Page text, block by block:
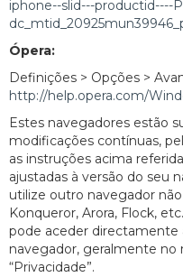
iphone--slid---productid----
Ópera:
Definições > Opções >
http://help.opera.com/
Estes navegadores estão
modificações contínuas,
as instruções acima
ajustadas à versão do seu
utilize outro navegador
Konqueror, Arora, Flock,
pode aceder directamente
navegador, geralmente no
“Privacidade”.